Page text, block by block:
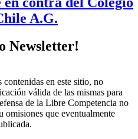
A.G.
Newsletter!
en este sitio, no
válida de las mismas para
de la Libre Competencia no
omisiones que eventualmente